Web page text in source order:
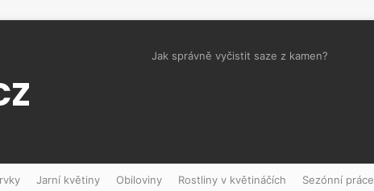
Jak správně vyčistit saze z kamen?
Jarní květiny Obiloviny Rostliny v květináčích Sezónní práce